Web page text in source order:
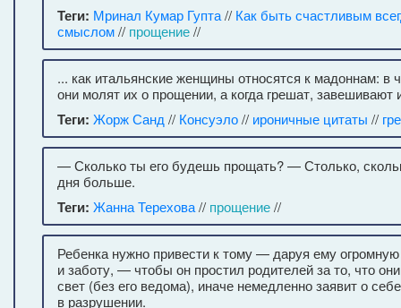
Теги: Мринал Кумар Гупта// Как быть счастливым
смыслом// прощение//
... как итальянские женщины относятся к мадоннам: в
они молят их о прощении, а когда грешат, завешивают
Теги: Жорж Санд // Консуэло// ироничные цитаты //
— Сколько ты его будешь прощать? — Столько,
дня больше.
Теги: Жанна Терехова// прощение//
Ребенка нужно привести к тому — даруя ему
и заботу, — чтобы он простил родителей за то, что
свет (без его ведома), иначе немедленно заявит о
в разрушении.